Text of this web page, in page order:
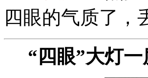
四眼的气质了，
“四眼”大灯